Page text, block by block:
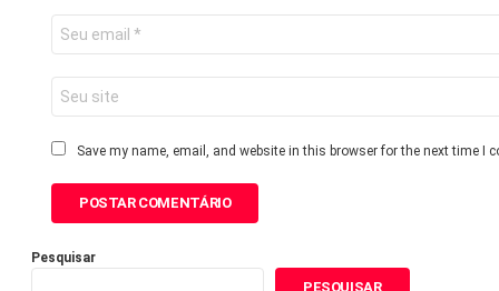
Save my name, email, and website in this browser for the next time I
Pesquisar
PESQUISAR